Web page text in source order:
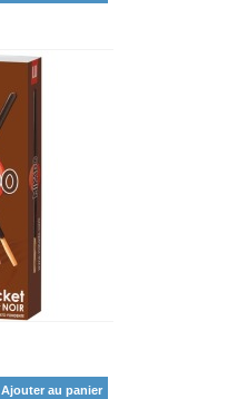
Ajouter au panier